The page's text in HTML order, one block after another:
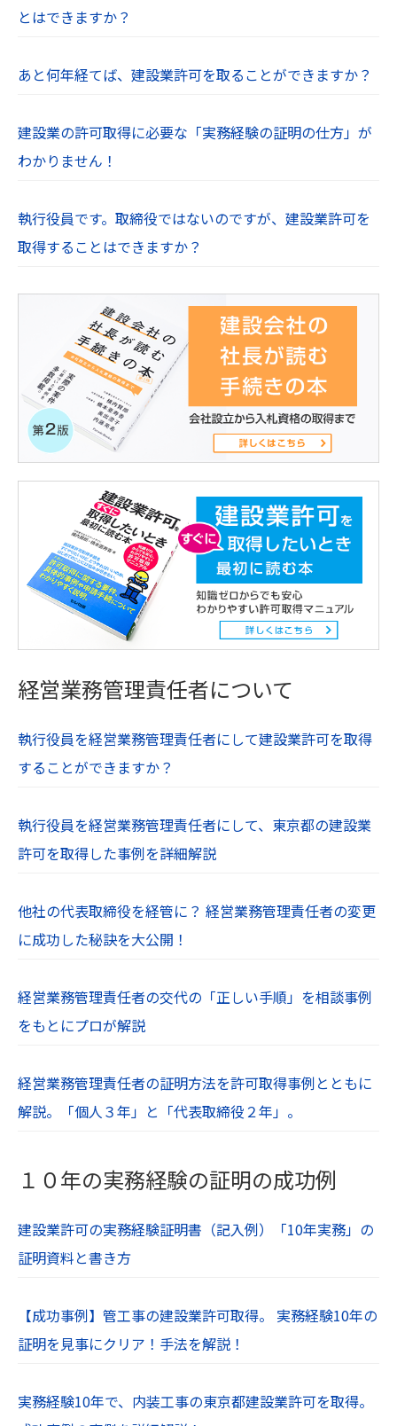
とはできますか？
あと何年経てば、建設業許可を取ることができますか？
建設業の許可取得に必要な「実務経験の証明の仕方」が
わかりません！
執行役員です。取締役ではないのですが、建設業許可を
取得することはできますか？
経営業務管理責任者について
執行役員を経営業務管理責任者にして建設業許可を取得
することができますか？
執行役員を経営業務管理責任者にして、東京都の建設業
許可を取得した事例を詳細解説
他社の代表取締役を経管に？ 経営業務管理責任者の変更
に成功した秘訣を大公開！
経営業務管理責任者の交代の「正しい手順」を相談事例
をもとにプロが解説
経営業務管理責任者の証明方法を許可取得事例とともに
解説。「個人３年」と「代表取締役２年」。
１０年の実務経験の証明の成功例
建設業許可の実務経験証明書（記入例）「10年実務」の
証明資料と書き方
【成功事例】管工事の建設業許可取得。 実務経験10年の
証明を見事にクリア！手法を解説！
実務経験10年で、内装工事の東京都建設業許可を取得。